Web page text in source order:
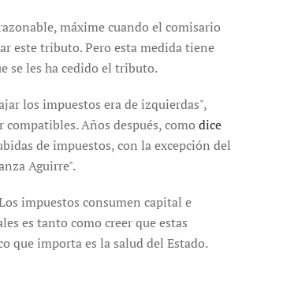
máxime cuando el comisario
este tributo. Pero esta medida tiene
se les ha cedido el tributo.
los impuestos era de izquierdas",
Años después, como dice
de impuestos, con la excepción del
Aguirre".
impuestos consumen capital e
es tanto como creer que estas
que importa es la salud del Estado.